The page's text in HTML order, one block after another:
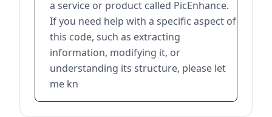
a service or product called PicEnhance.
If you need help with a specific aspect of
this code, such as extracting
information, modifying it, or
understanding its structure, please let
me kn